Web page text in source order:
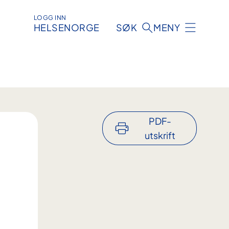
LOGG INN
HELSENORGE SØK MENY
PDF-
utskrift